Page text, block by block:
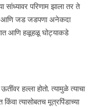
सांध्यावर परिणाम झाला तर ते
आणि जड जडपणा अनेकदा
आणि हळूहळू घोट्याकडे
हल्ला होतो. त्यामुळे त्याचा
त्यासोबतच मूत्रपिंडाच्या